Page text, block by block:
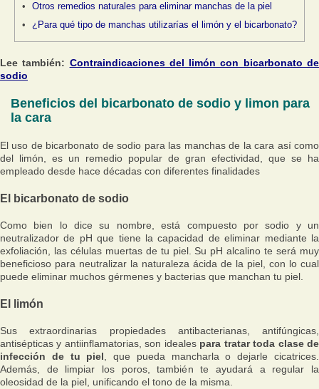
Otros remedios naturales para eliminar manchas de la piel
¿Para qué tipo de manchas utilizarías el limón y el bicarbonato?
Lee también: Contraindicaciones del limón con bicarbonato de
sodio
Beneficios del bicarbonato de sodio y limon para
la cara
El uso de bicarbonato de sodio para las manchas de la cara así como
del limón, es un remedio popular de gran efectividad, que se ha
empleado desde hace décadas con diferentes finalidades
El bicarbonato de sodio
Como bien lo dice su nombre, está compuesto por sodio y un
neutralizador de pH que tiene la capacidad de eliminar mediante la
exfoliación, las células muertas de tu piel. Su pH alcalino te será muy
beneficioso para neutralizar la naturaleza ácida de la piel, con lo cual
puede eliminar muchos gérmenes y bacterias que manchan tu piel.
El limón
Sus extraordinarias propiedades antibacterianas, antifúngicas,
antisépticas y antiinflamatorias, son ideales para tratar toda clase de
infección de tu piel , que pueda mancharla o dejarle cicatrices.
Además, de limpiar los poros, también te ayudará a regular la
oleosidad de la piel, unificando el tono de la misma.